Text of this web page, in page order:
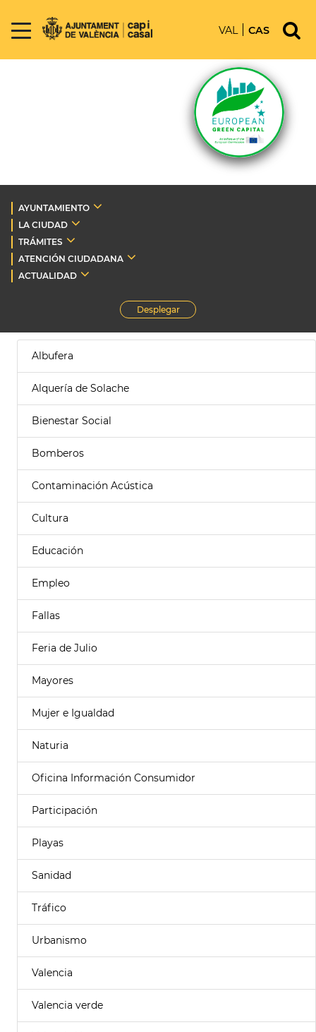
VAL CAS
AYUNTAMIENTO
LA CIUDAD
TRÁMITES
ATENCIÓN CIUDADANA
ACTUALIDAD
Desplegar
Albufera
Alquería de Solache
Bienestar Social
Bomberos
Contaminación Acústica
Cultura
Educación
Empleo
Fallas
Feria de Julio
Mayores
Mujer e Igualdad
Naturia
Oficina Información Consumidor
Participación
Playas
Sanidad
Tráfico
Urbanismo
Valencia
Valencia verde